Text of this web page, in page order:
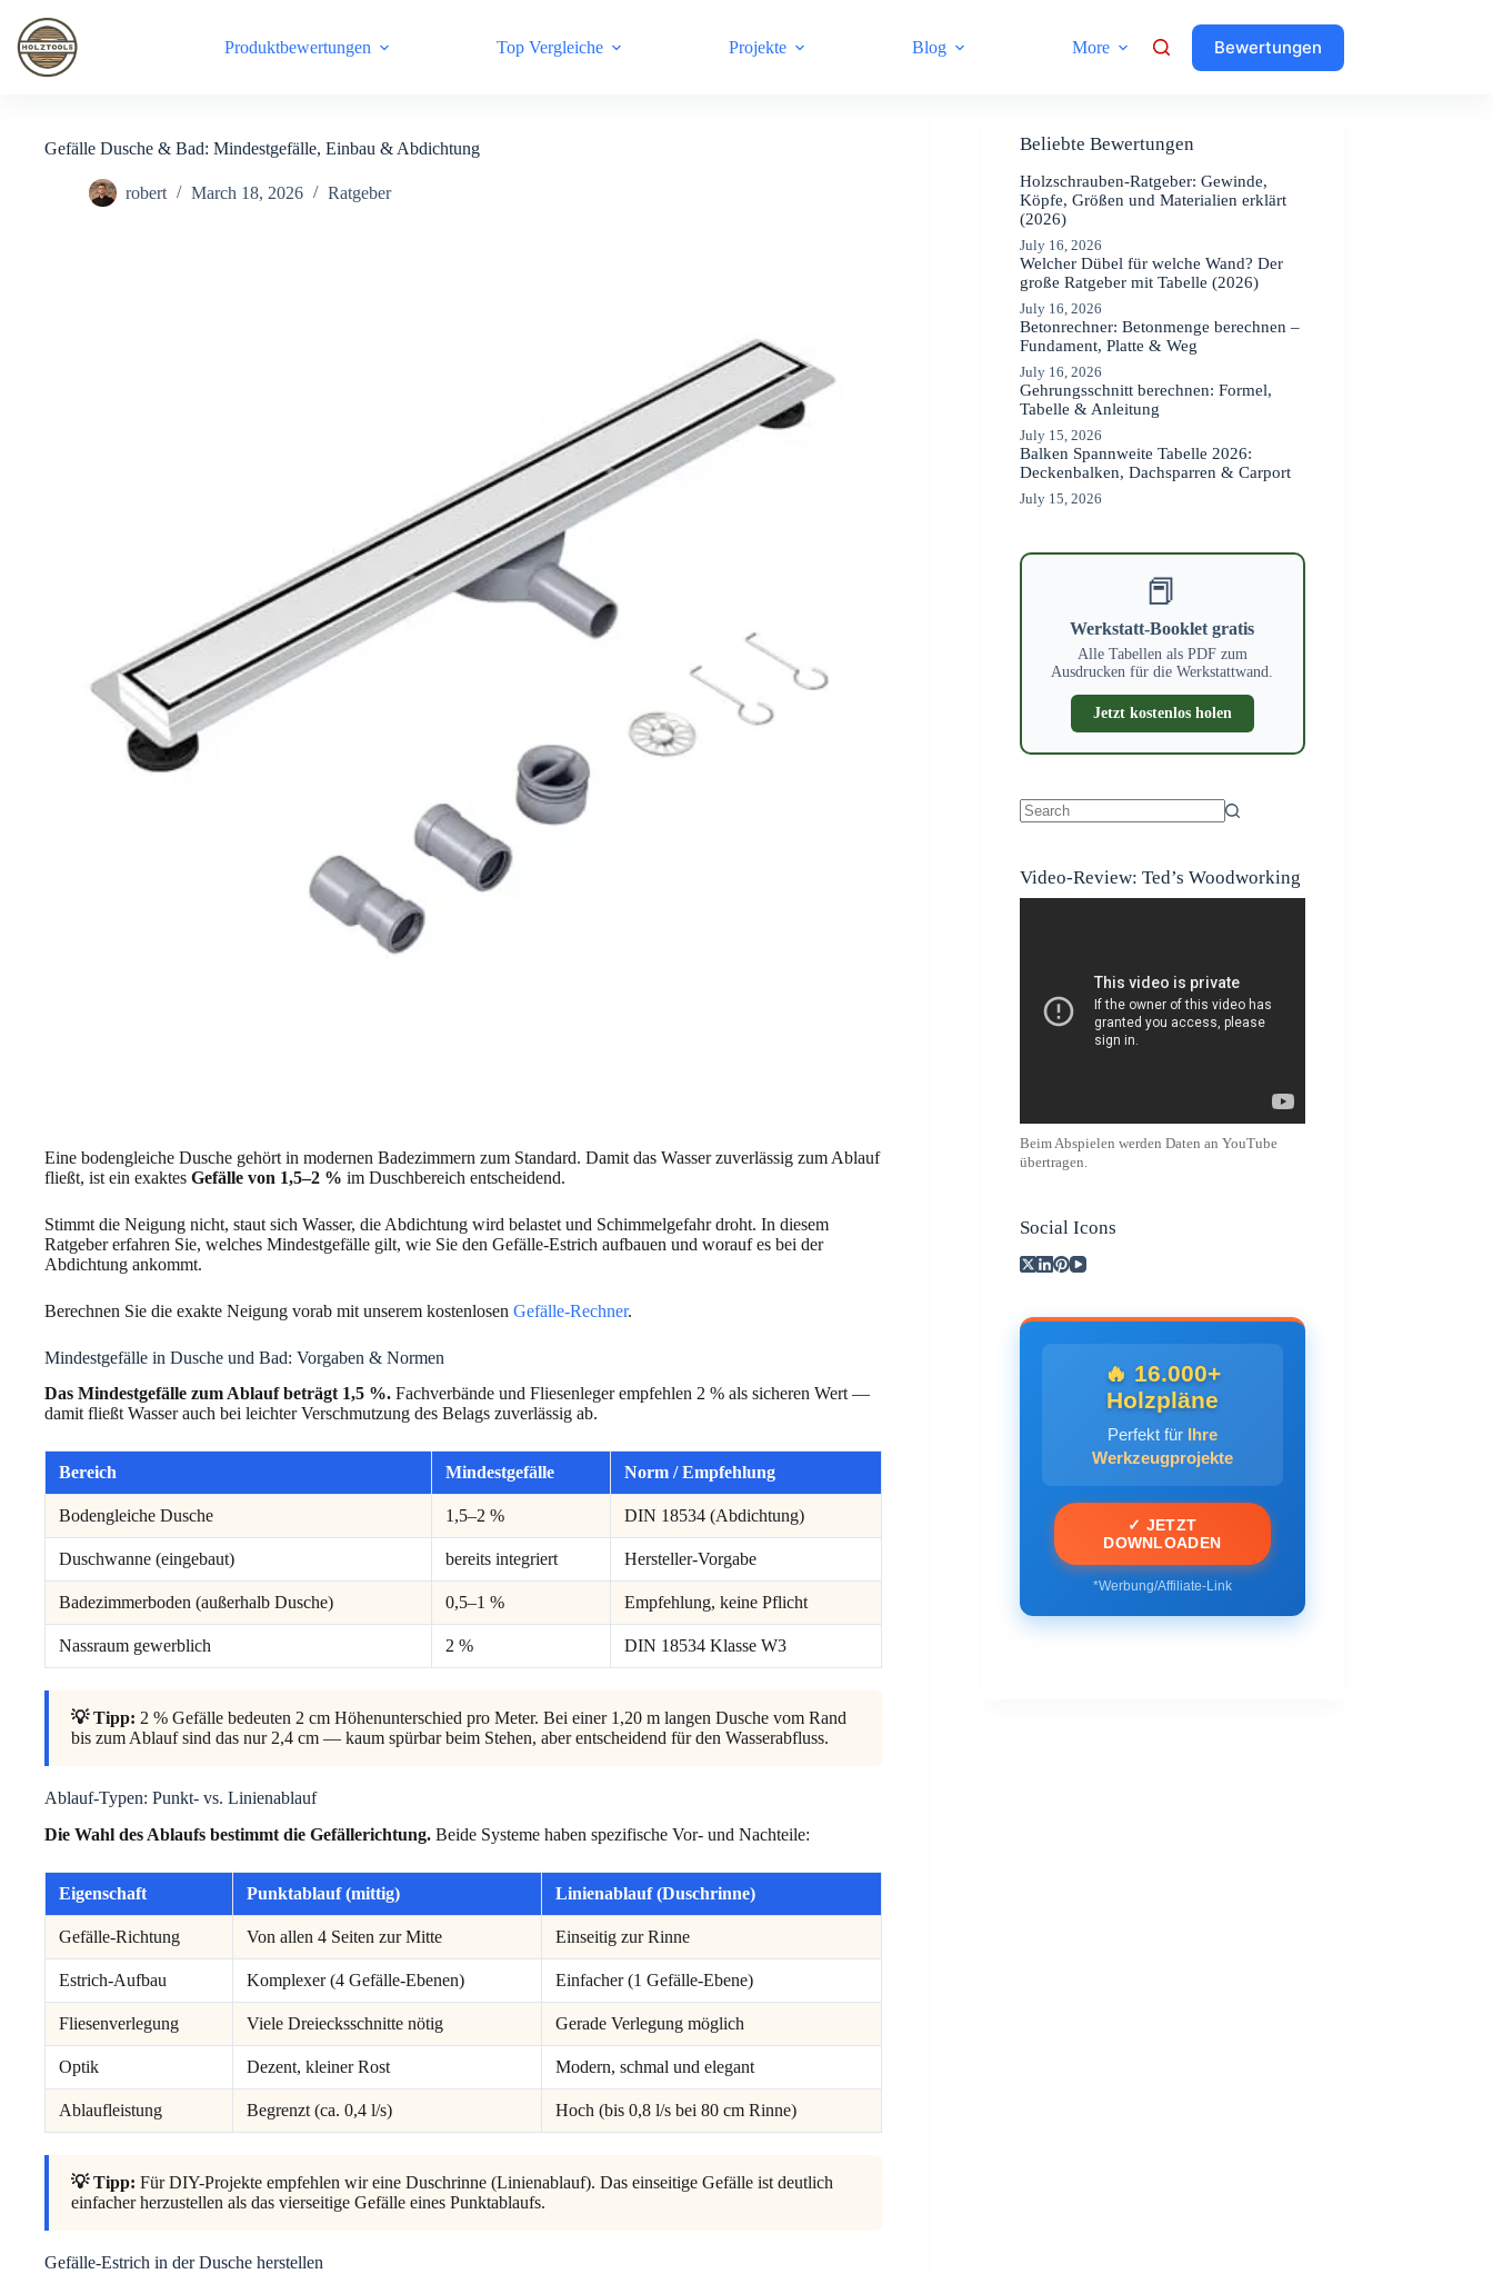
content
Produktbewertungen Top Vergleiche Projekte Blog More Bewertungen
Gefälle Dusche & Bad: Mindestgefälle, Einbau & Abdichtung
robert March 18, 2026 Ratgeber
Eine bodengleiche Dusche gehört in modernen Badezimmern zum Standard. Damit das Wasser zuverlässig zum Ablauf
fließt, ist ein exaktes Gefälle von 1,5–2 % im Duschbereich entscheidend.
Stimmt die Neigung nicht, staut sich Wasser, die Abdichtung wird belastet und Schimmelgefahr droht. In diesem
Ratgeber erfahren Sie, welches Mindestgefälle gilt, wie Sie den Gefälle-Estrich aufbauen und worauf es bei der
Abdichtung ankommt.
Berechnen Sie die exakte Neigung vorab mit unserem kostenlosen Gefälle-Rechner.
Mindestgefälle in Dusche und Bad: Vorgaben & Normen
Das Mindestgefälle zum Ablauf beträgt 1,5 %. Fachverbände und Fliesenleger empfehlen 2 % als sicheren Wert —
damit fließt Wasser auch bei leichter Verschmutzung des Belags zuverlässig ab.
Bereich Mindestgefälle Norm / Empfehlung
Bodengleiche Dusche 1,5–2 % DIN 18534 (Abdichtung)
Duschwanne (eingebaut) bereits integriert Hersteller-Vorgabe
Badezimmerboden (außerhalb Dusche) 0,5–1 % Empfehlung, keine Pflicht
Nassraum gewerblich 2 % DIN 18534 Klasse W3
💡 Tipp: 2 % Gefälle bedeuten 2 cm Höhenunterschied pro Meter. Bei einer 1,20 m langen Dusche vom Rand
bis zum Ablauf sind das nur 2,4 cm — kaum spürbar beim Stehen, aber entscheidend für den Wasserabfluss.
Ablauf-Typen: Punkt- vs. Linienablauf
Die Wahl des Ablaufs bestimmt die Gefällerichtung. Beide Systeme haben spezifische Vor- und Nachteile:
Eigenschaft Punktablauf (mittig) Linienablauf (Duschrinne)
Gefälle-Richtung Von allen 4 Seiten zur Mitte Einseitig zur Rinne
Estrich-Aufbau Komplexer (4 Gefälle-Ebenen) Einfacher (1 Gefälle-Ebene)
Fliesenverlegung Viele Dreiecksschnitte nötig Gerade Verlegung möglich
Optik Dezent, kleiner Rost Modern, schmal und elegant
Ablaufleistung Begrenzt (ca. 0,4 l/s) Hoch (bis 0,8 l/s bei 80 cm Rinne)
💡 Tipp: Für DIY-Projekte empfehlen wir eine Duschrinne (Linienablauf). Das einseitige Gefälle ist deutlich
einfacher herzustellen als das vierseitige Gefälle eines Punktablaufs.
Gefälle-Estrich in der Dusche herstellen
Beliebte Bewertungen
Holzschrauben-Ratgeber: Gewinde,
Köpfe, Größen und Materialien erklärt
(2026)
July 16, 2026
Welcher Dübel für welche Wand? Der
große Ratgeber mit Tabelle (2026)
July 16, 2026
Betonrechner: Betonmenge berechnen –
Fundament, Platte & Weg
July 16, 2026
Gehrungsschnitt berechnen: Formel,
Tabelle & Anleitung
July 15, 2026
Balken Spannweite Tabelle 2026:
Deckenbalken, Dachsparren & Carport
July 15, 2026
📕
Werkstatt-Booklet gratis
Alle Tabellen als PDF zum
Ausdrucken für die Werkstattwand.
Jetzt kostenlos holen
Video-Review: Ted’s Woodworking
Beim Abspielen werden Daten an YouTube
übertragen.
Social Icons
🔥 16.000+
Holzpläne
Perfekt für
Ihre
Werkzeugprojekte
✓ JETZT
DOWNLOADEN
*Werbung/Affiliate-Link